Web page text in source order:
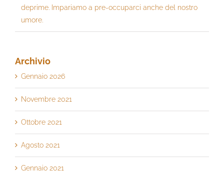
deprime. Impariamo a pre-occuparci anche del nostro
umore.
Archivio
Gennaio 2026
Novembre 2021
Ottobre 2021
Agosto 2021
Gennaio 2021